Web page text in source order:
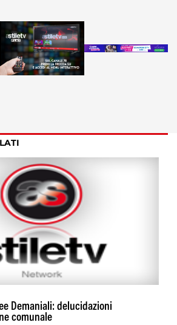
Demaniali: delucidazioni
comunale